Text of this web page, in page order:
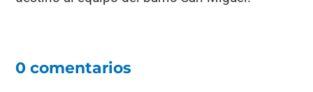
0 comentarios